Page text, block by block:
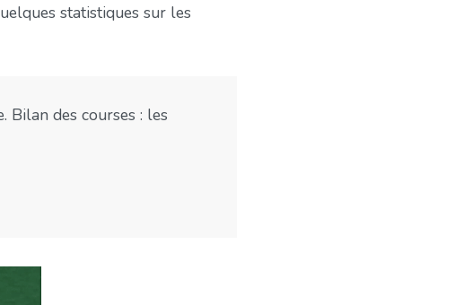
statistiques sur les
Bilan des courses : les